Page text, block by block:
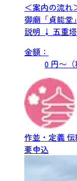
＜案内の流れ＞ 山門前集合 ↓ 山門の説
御廟「貞能
説明 ↓ 五重
金額：
0 円〜（
作並・定義伝
要申込